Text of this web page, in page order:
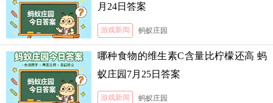
月24日答案
游戏新闻 蚂蚁庄园
哪种食物的维生素C含量比柠檬还高 蚂
蚁庄园7月25日答案
游戏新闻 蚂蚁庄园